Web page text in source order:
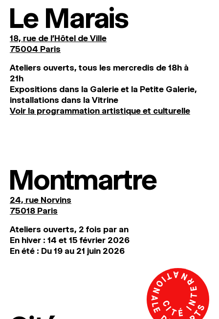
Le Marais
18, rue de l'Hôtel de Ville
75004 Paris
Ateliers ouverts, tous les mercredis de 18h à
21h
Expositions dans la Galerie et la Petite Galerie,
installations dans la Vitrine
Voir la programmation artistique et culturelle
Montmartre
24, rue Norvins
75018 Paris
Ateliers ouverts, 2 fois par an
En hiver : 14 et 15 février 2026
En été : Du 19 au 21 juin 2026